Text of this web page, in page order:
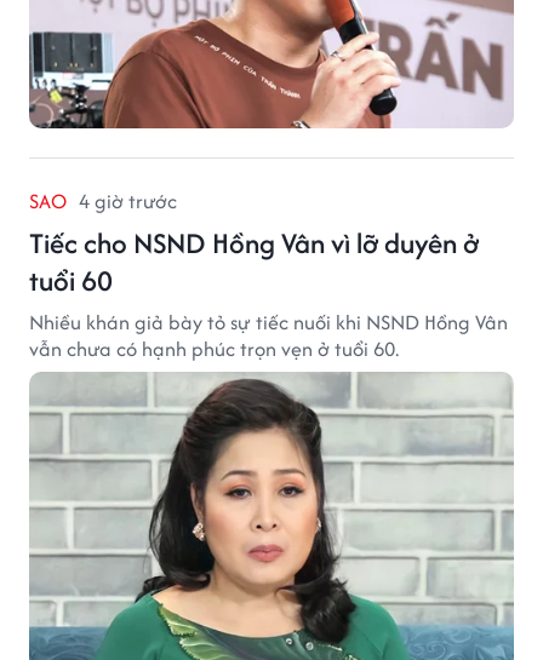
SAO 4 giờ trước
Tiếc cho NSND Hồng Vân vì lỡ duyên ở
tuổi 60
Nhiều khán giả bày tỏ sự tiếc nuối khi NSND Hồng Vân
vẫn chưa có hạnh phúc trọn vẹn ở tuổi 60.